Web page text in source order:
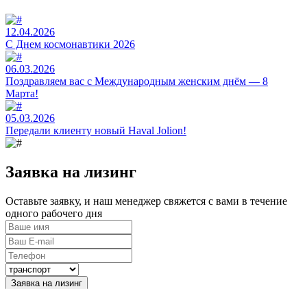
12.04.2026
C Днем космонавтики 2026
06.03.2026
Поздравляем вас с Международным женским днём — 8
Марта!
05.03.2026
Передали клиенту новый Haval Jolion!
Заявка на лизинг
Оставьте заявку, и наш менеджер свяжется с вами в течение
одного рабочего дня
Заявка на лизинг